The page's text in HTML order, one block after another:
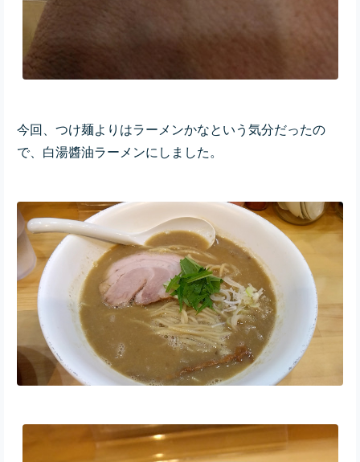
今回、つけ麺よりはラーメンかなという気分だったの
で、白湯醬油ラーメンにしました。